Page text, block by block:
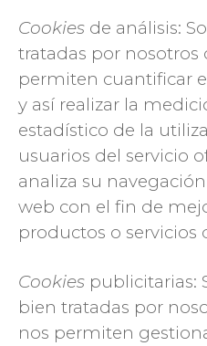
Cookies de análisis:
tratadas por nosotros
permiten cuantificar
y así realizar la
estadístico de la
usuarios del servicio
analiza su
web con el fin de
productos o servicios
Cookies publicitarias:
bien tratadas por
nos permiten